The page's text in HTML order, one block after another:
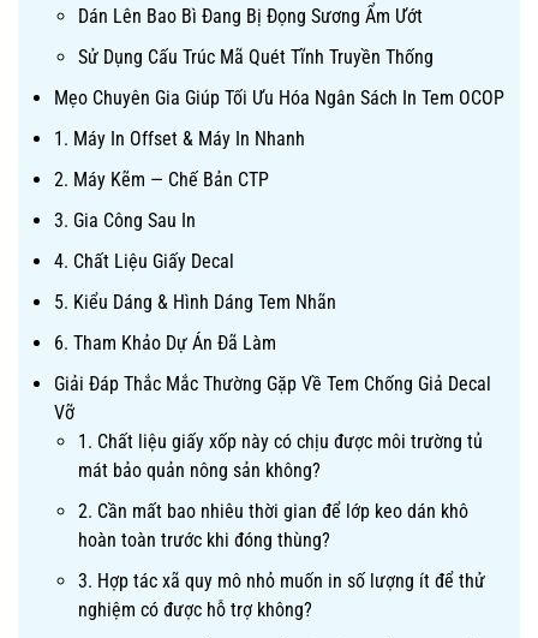
Dán Lên Bao Bì Đang Bị Đọng Sương Ẩm Ướt
Sử Dụng Cấu Trúc Mã Quét Tĩnh Truyền Thống
Mẹo Chuyên Gia Giúp Tối Ưu Hóa Ngân Sách In Tem OCOP
1. Máy In Offset & Máy In Nhanh
2. Máy Kẽm — Chế Bản CTP
3. Gia Công Sau In
4. Chất Liệu Giấy Decal
5. Kiểu Dáng & Hình Dáng Tem Nhãn
6. Tham Khảo Dự Án Đã Làm
Giải Đáp Thắc Mắc Thường Gặp Về Tem Chống Giả Decal
Vỡ
1. Chất liệu giấy xốp này có chịu được môi trường tủ
mát bảo quản nông sản không?
2. Cần mất bao nhiêu thời gian để lớp keo dán khô
hoàn toàn trước khi đóng thùng?
3. Hợp tác xã quy mô nhỏ muốn in số lượng ít để thử
nghiệm có được hỗ trợ không?